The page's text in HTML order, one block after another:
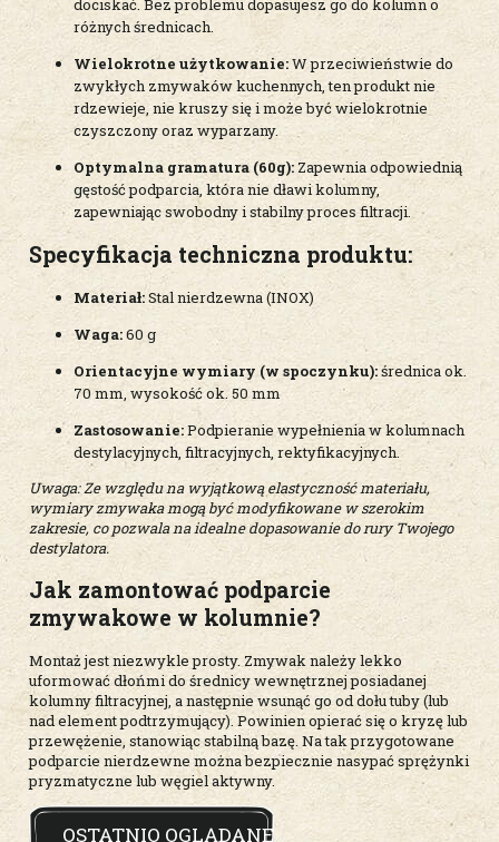
dociskać. Bez problemu dopasujesz go do kolumn o
różnych średnicach.
Wielokrotne użytkowanie:W przeciwieństwie do
zwykłych zmywaków kuchennych, ten produkt nie
rdzewieje, nie kruszy się i może być wielokrotnie
czyszczony oraz wyparzany.
Optymalna gramatura (60g): Zapewnia odpowiednią
gęstość podparcia, która nie dławi kolumny,
zapewniając swobodny i stabilny proces filtracji.
Specyfikacja techniczna produktu:
Materiał:Stal nierdzewna (INOX)
Waga:60 g
Orientacyjne wymiary (w spoczynku):średnica ok.
70 mm, wysokość ok. 50 mm
Zastosowanie:Podpieranie wypełnienia w kolumnach
destylacyjnych, filtracyjnych, rektyfikacyjnych.
Uwaga: Ze względu na wyjątkową elastyczność materiału,
wymiary zmywaka mogą być modyfikowane w szerokim
zakresie, co pozwala na idealne dopasowanie do rury Twojego
destylatora.
Jak zamontować podparcie
zmywakowe w kolumnie?
Montaż jest niezwykle prosty. Zmywak należy lekko
uformować dłońmi do średnicy wewnętrznej posiadanej
kolumny filtracyjnej, a następnie wsunąć go od dołu tuby (lub
nad element podtrzymujący). Powinien opierać się o kryzę lub
przewężenie, stanowiąc stabilną bazę. Na tak przygotowane
podparcie nierdzewne można bezpiecznie nasypać sprężynki
pryzmatyczne lub węgiel aktywny.
OSTATNIO OGLĄDANE